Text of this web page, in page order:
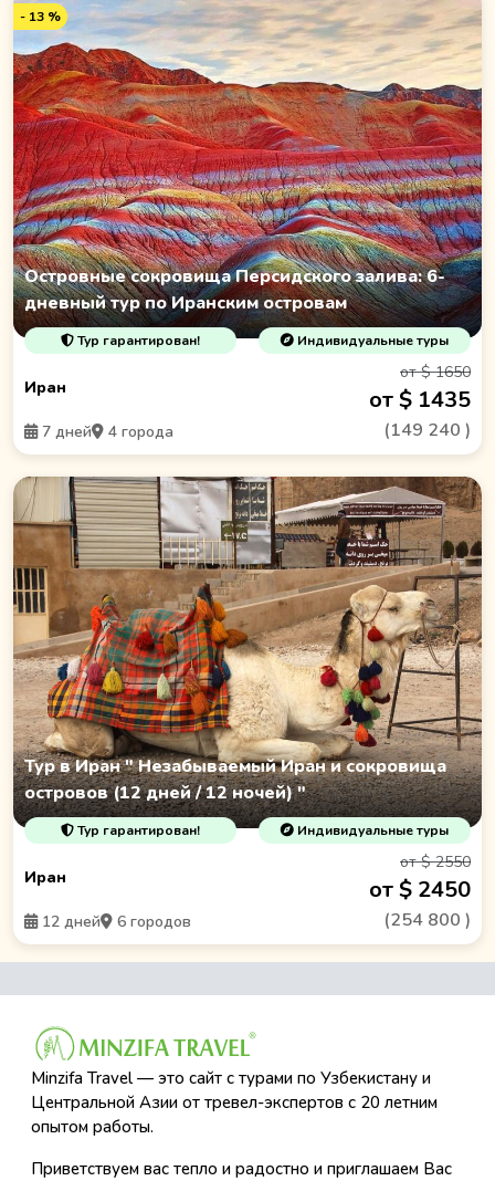
- 13 %
Островные сокровища Персидского залива: 6-
дневный тур по Иранским островам
Тур гарантирован! Индивидуальные туры
Иран
7 дней 4 города
от $ 1650
от $ 1435
(149 240 )
Тур в Иран " Незабываемый Иран и сокровища
островов (12 дней / 12 ночей) "
Тур гарантирован! Индивидуальные туры
Иран
12 дней 6 городов
от $ 2550
от $ 2450
(254 800 )
Minzifa Travel — это сайт с турами по Узбекистану и
Центральной Азии от тревел-экспертов с 20 летним
опытом работы.
Приветствуем вас тепло и радостно и приглашаем Вас